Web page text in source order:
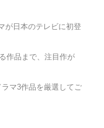
が日本のテレビに初登
作品まで、注目作が
マ3作品を厳選してご